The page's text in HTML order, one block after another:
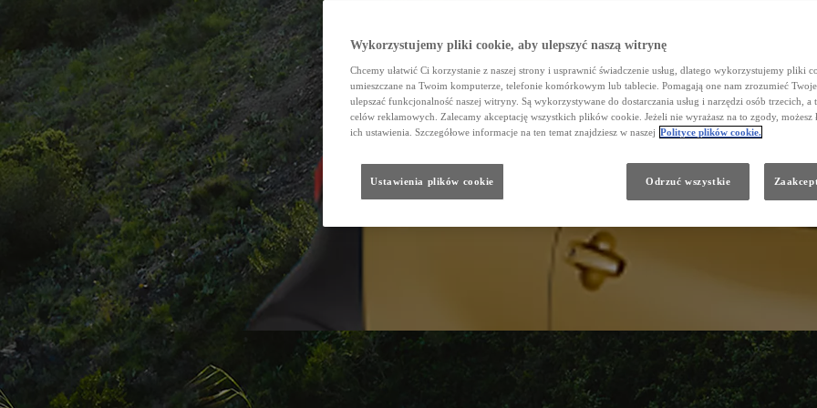
Wykorzystujemy pliki cookie, aby ulepszyć naszą witrynę
Chcemy ułatwić Ci korzystanie z naszej strony i usprawnić świadczenie usług, dlatego wykorzystujemy pliki
umieszczane na Twoim komputerze, telefonie komórkowym lub tablecie. Pomagają one nam zrozumieć
ulepszać funkcjonalność naszej witryny. Są wykorzystywane do dostarczania usług i narzędzi osób trzecich, a
celów reklamowych. Zalecamy akceptację wszystkich plików cookie. Jeżeli nie wyrażasz na to zgody, możesz
ich ustawienia. Szczegółowe informacje na ten temat znajdziesz w naszej Polityce plików cookie.
Ustawienia plików cookie Odrzuć wszystkie